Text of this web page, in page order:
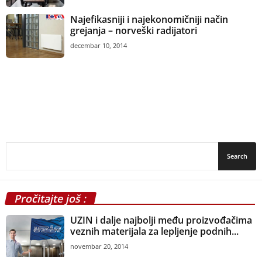
Najefikasniji i najekonomičniji način
grejanja – norveški radijatori
decembar 10, 2014
Pročitajte još :
UZIN i dalje najbolji među proizvođačima
veznih materijala za lepljenje podnih...
novembar 20, 2014